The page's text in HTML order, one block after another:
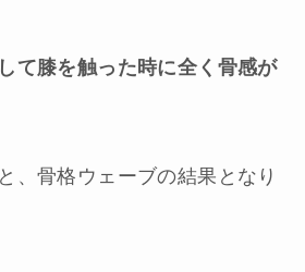
て膝を触った時に全く骨感が
、骨格ウェーブの結果となり